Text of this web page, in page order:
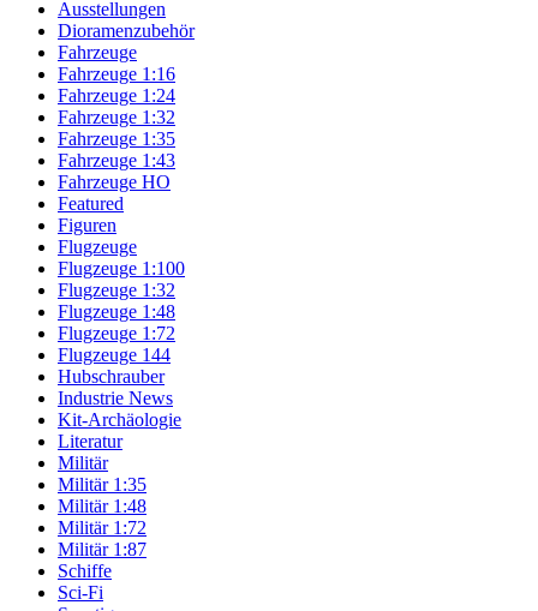
Ausstellungen
Dioramenzubehör
Fahrzeuge
Fahrzeuge 1:16
Fahrzeuge 1:24
Fahrzeuge 1:32
Fahrzeuge 1:35
Fahrzeuge 1:43
Fahrzeuge HO
Featured
Figuren
Flugzeuge
Flugzeuge 1:100
Flugzeuge 1:32
Flugzeuge 1:48
Flugzeuge 1:72
Flugzeuge 144
Hubschrauber
Industrie News
Kit-Archäologie
Literatur
Militär
Militär 1:35
Militär 1:48
Militär 1:72
Militär 1:87
Schiffe
Sci-Fi